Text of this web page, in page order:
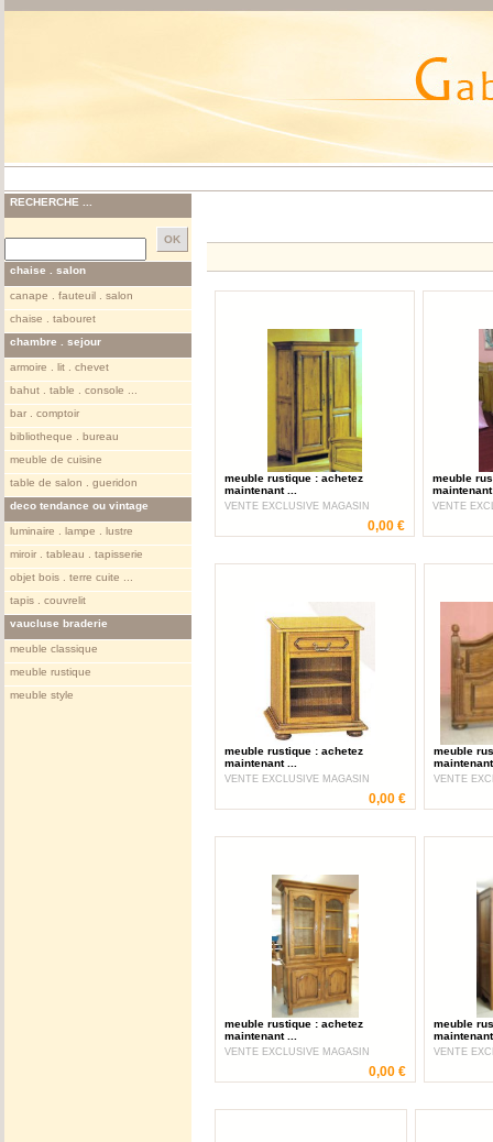
RECHERCHE ...
chaise . salon
canape . fauteuil . salon
chaise . tabouret
chambre . sejour
armoire . lit . chevet
bahut . table . console ...
bar . comptoir
bibliotheque . bureau
meuble de cuisine
table de salon . gueridon
deco tendance ou vintage
luminaire . lampe . lustre
miroir . tableau . tapisserie
objet bois . terre cuite ...
tapis . couvrelit
vaucluse braderie
meuble classique
meuble rustique
meuble style
meuble rustique : achetez
maintenant ...
VENTE EXCLUSIVE MAGASIN
0,00 €
meuble
VENTE
meuble rustique : achetez
maintenant ...
VENTE EXCLUSIVE MAGASIN
0,00 €
meuble
VENTE
meuble rustique : achetez
maintenant ...
VENTE EXCLUSIVE MAGASIN
0,00 €
meuble
VENTE